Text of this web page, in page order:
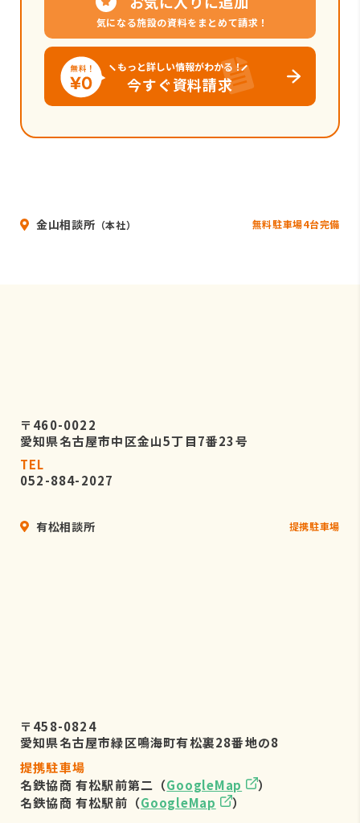
気になる施設の資料をまとめて請求！
もっと詳しい情報がわかる！
今すぐ資料請求
金山相談所 （本社） 無料駐車場4台完備
〒460-0022
愛知県名古屋市中区金山5丁目7番23号
TEL
052-884-2027
有松相談所 提携駐車場
〒458-0824
愛知県名古屋市緑区鳴海町有松裏28番地の8
提携駐車場
名鉄協商 有松駅前第二（GoogleMap
）
名鉄協商 有松駅前（GoogleMap
）